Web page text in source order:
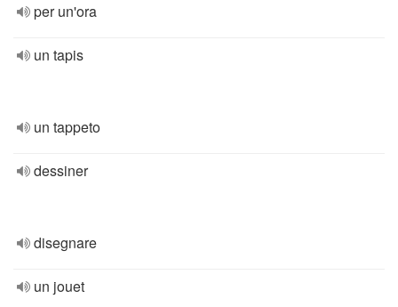
per un'ora
un tapis
un tappeto
dessiner
disegnare
un jouet